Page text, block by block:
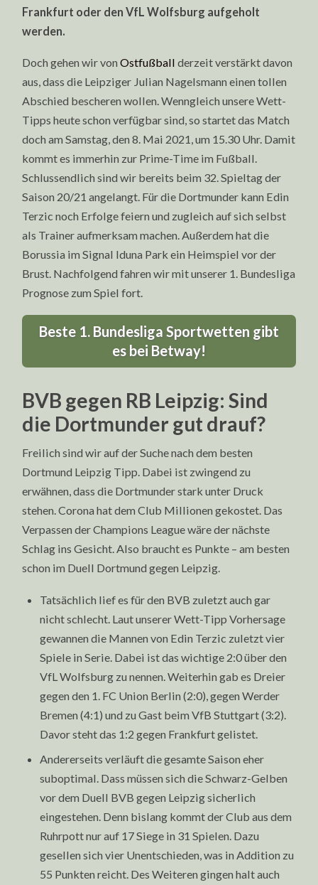
Frankfurt oder den VfL Wolfsburg aufgeholt
werden.
Doch gehen wir vonOstfußball derzeit verstärkt davon
aus, dass die Leipziger Julian Nagelsmann einen tollen
Abschied bescheren wollen. Wenngleich unsere Wett-
Tipps heute schon verfügbar sind, so startet das Match
doch am Samstag, den 8. Mai 2021, um 15.30 Uhr. Damit
kommt es immerhin zur Prime-Time im Fußball.
Schlussendlich sind wir bereits beim 32. Spieltag der
Saison 20/21 angelangt. Für die Dortmunder kann Edin
Terzic noch Erfolge feiern und zugleich auf sich selbst
als Trainer aufmerksam machen. Außerdem hat die
Borussia im Signal Iduna Park ein Heimspiel vor der
Brust. Nachfolgend fahren wir mit unserer 1. Bundesliga
Prognose zum Spiel fort.
Beste 1. Bundesliga Sportwetten gibt
es bei Betway!
BVB gegen RB Leipzig: Sind
die Dortmunder gut drauf?
Freilich sind wir auf der Suche nach dem besten
Dortmund Leipzig Tipp. Dabei ist zwingend zu
erwähnen, dass die Dortmunder stark unter Druck
stehen. Corona hat dem Club Millionen gekostet. Das
Verpassen der Champions League wäre der nächste
Schlag ins Gesicht. Also braucht es Punkte – am besten
schon im Duell Dortmund gegen Leipzig.
Tatsächlich lief es für den BVB zuletzt auch gar
nicht schlecht. Laut unserer Wett-Tipp Vorhersage
gewannen die Mannen von Edin Terzic zuletzt vier
Spiele in Serie. Dabei ist das wichtige 2:0 über den
VfL Wolfsburg zu nennen. Weiterhin gab es Dreier
gegen den 1. FC Union Berlin (2:0), gegen Werder
Bremen (4:1) und zu Gast beim VfB Stuttgart (3:2).
Davor steht das 1:2 gegen Frankfurt gelistet.
Andererseits verläuft die gesamte Saison eher
suboptimal. Dass müssen sich die Schwarz-Gelben
vor dem Duell BVB gegen Leipzig sicherlich
eingestehen. Denn bislang kommt der Club aus dem
Ruhrpott nur auf 17 Siege in 31 Spielen. Dazu
gesellen sich vier Unentschieden, was in Addition zu
55 Punkten reicht. Des Weiteren gingen halt auch